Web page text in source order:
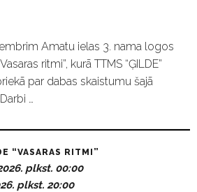
Amatu ielas 3. nama logos
ritmi”, kurā TTMS “ĢILDE”
par dabas skaistumu šajā
…
“VASARAS RITMI”
plkst. 00:00
plkst. 20:00